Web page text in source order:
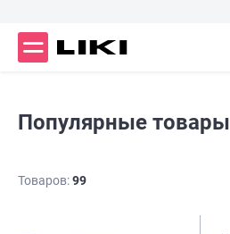
Популярные товары
Товаров:99